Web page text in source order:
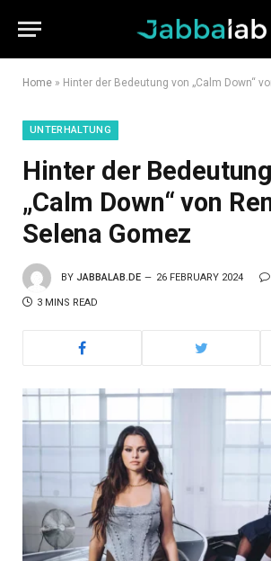
Home » Hinter der Bedeutung von „Calm Down“ von
UNTERHALTUNG
Hinter der
„Calm Down“ von
Selena Gomez
BY JABBALAB.DE 26 FEBRUARY 2024
3 MINS READ